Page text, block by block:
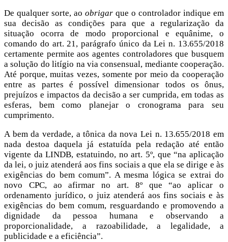
De qualquer sorte, ao obrigar que o controlador indique em
sua decisão as condições para que a regularização da
situação ocorra de modo proporcional e equânime, o
comando do art. 21, parágrafo único da Lei n. 13.655/2018
certamente permite aos agentes controladores que busquem
a solução do litígio na via consensual, mediante cooperação.
Até porque, muitas vezes, somente por meio da cooperação
entre as partes é possível dimensionar todos os ônus,
prejuízos e impactos da decisão a ser cumprida, em todas as
esferas, bem como planejar o cronograma para seu
cumprimento.
A bem da verdade, a tônica da nova Lei n. 13.655/2018 em
nada destoa daquela já estatuída pela redação até então
vigente da LINDB, estatuindo, no art. 5º, que “na aplicação
da lei, o juiz atenderá aos fins sociais a que ela se dirige e às
exigências do bem comum”. A mesma lógica se extrai do
novo CPC, ao afirmar no art. 8º que “ao aplicar o
ordenamento jurídico, o juiz atenderá aos fins sociais e às
exigências do bem comum, resguardando e promovendo a
dignidade da pessoa humana e observando a
proporcionalidade, a razoabilidade, a legalidade, a
publicidade e a eficiência”.